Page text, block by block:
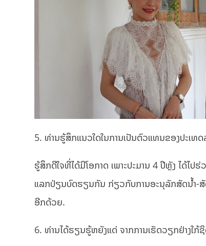
5. ທ່ານຮູ້ສຶກແນວໃດໃນການເປັນຕົວແທນຂອງປະເທ
ຮູ້ສຶກດີໃຈທີ່ໄດ້ມີໂອກາດ ເພາະປະມານ 4 ປີຫຼັງ ໄດ້ໄປ
ແລກປ່ຽນບົດຮຽນກັນ ກ່ຽວກັບການອະນຸລັກສັດນ້ຳ-ສັ
ອີກດ້ວຍ.
6. ທ່ານໄດ້ຮຽນຮູ້ຫຍັງແດ່ ຈາກການເຮັດວຽກຢ່າງໃ